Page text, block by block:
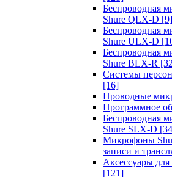
Беспроводная
Shure QLX-D [9]
Беспроводная
Shure ULX-D
Беспроводная
Shure BLX-R
Системы
[16]
Проводные
Программное
Беспроводная
Shure SLX-D
Микрофоны
записи и
Аксессуары
[121]